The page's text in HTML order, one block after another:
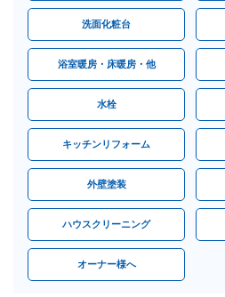
洗面化粧台
浴室暖房・床暖房・他
水栓
キッチンリフォーム
外壁塗装
ハウスクリーニング
オーナー様へ